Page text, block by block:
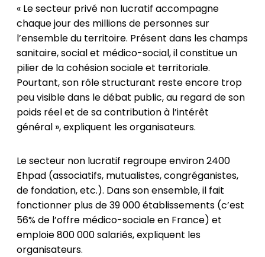
« Le secteur privé non lucratif accompagne
chaque jour des millions de personnes sur
l’ensemble du territoire. Présent dans les champs
sanitaire, social et médico-social, il constitue un
pilier de la cohésion sociale et territoriale.
Pourtant, son rôle structurant reste encore trop
peu visible dans le débat public, au regard de son
poids réel et de sa contribution à l’intérêt
général », expliquent les organisateurs.
Le secteur non lucratif regroupe environ 2400
Ehpad (associatifs, mutualistes, congréganistes,
de fondation, etc.). Dans son ensemble, il fait
fonctionner plus de 39 000 établissements (c’est
56% de l’offre médico-sociale en France) et
emploie 800 000 salariés, expliquent les
organisateurs.